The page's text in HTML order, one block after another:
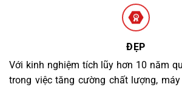
ĐẸP
Với kinh nghiệm tích lũy hơn 10 năm
trong việc tăng cường chất lượng,